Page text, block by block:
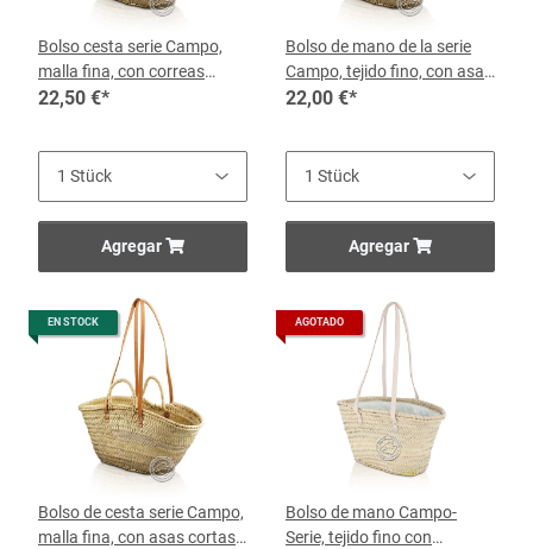
Bolso cesta serie Campo,
malla fina, con correas
cortas y largas asas de
22,50 €*
Agregar
Bolso de mano de la serie
Campo, tejido fino, con asas
cortas y largas asas de
cesto
22,00 €*
Agregar
EN STOCK
Bolso de cesta serie Campo,
malla fina, con asas cortas y
AGOTADO
Bolso de mano Campo-
Serie, tejido fino con